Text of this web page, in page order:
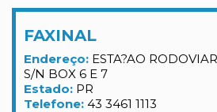
FAXINAL
Endereço: ESTA?AO
S/N BOX 6 E 7
Estado: PR
Telefone: 43 3461 1113